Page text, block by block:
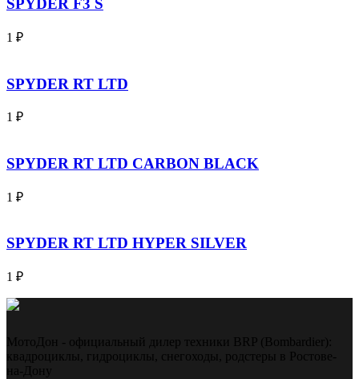
SPYDER F3 S
1 ₽
SPYDER RT LTD
1 ₽
SPYDER RT LTD CARBON BLACK
1 ₽
SPYDER RT LTD HYPER SILVER
1 ₽
МотоДон - официальный дилер техники BRP (Bombardier):
квадроциклы, гидроциклы, снегоходы, родстеры в Ростове-
на-Дону